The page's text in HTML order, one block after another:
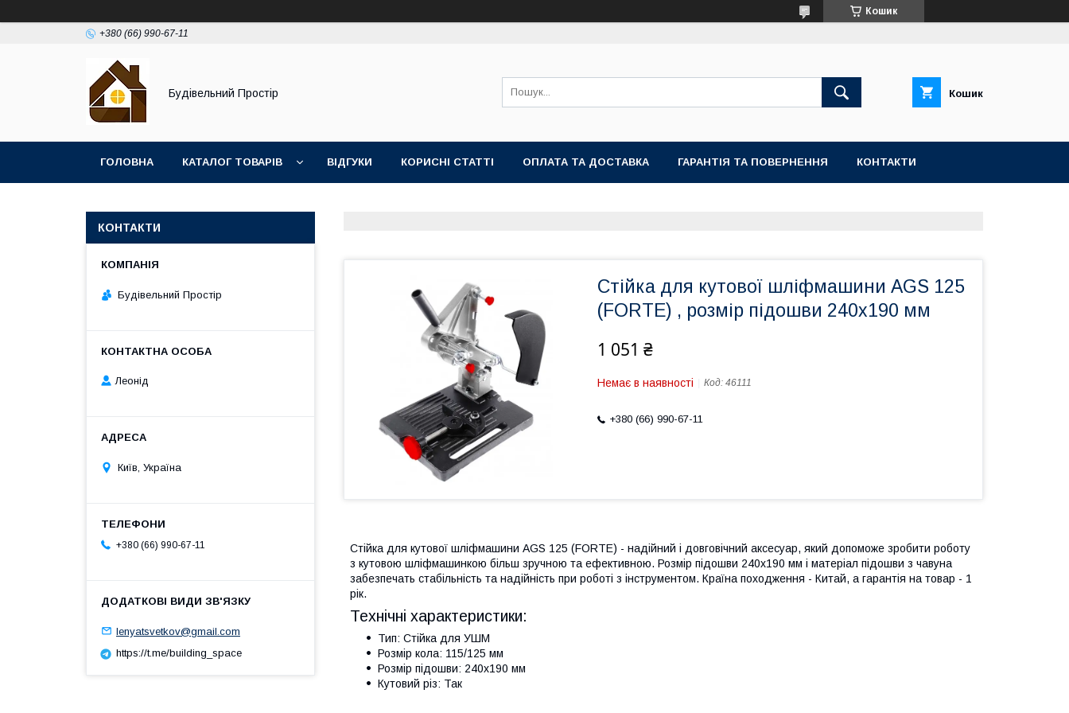
Кошик
+380 (66) 990-67-11
Будівельний Простір Кошик
ГОЛОВНА КАТАЛОГ ТОВАРІВ ВІДГУКИ КОРИСНІ СТАТТІ ОПЛАТА ТА ДОСТАВКА ГАРАНТІЯ ТА ПОВЕРНЕННЯ КОНТАКТИ
Стійка для кутової шліфмашини AGS 125
(FORTE) , розмір підошви 240х190 мм
1 051 ₴
Немає в наявності Код: 46111
+380 (66) 990-67-11
Стійка для кутової шліфмашини AGS 125 (FORTE) - надійний і довговічний аксесуар, який допоможе зробити роботу
з кутовою шліфмашинкою більш зручною та ефективною. Розмір підошви 240х190 мм і матеріал підошви з чавуна
забезпечать стабільність та надійність при роботі з інструментом. Країна походження - Китай, а гарантія на товар - 1
рік.
Технічні характеристики:
Тип: Стійка для УШМ
Розмір кола: 115/125 мм
Розмір підошви: 240х190 мм
Кутовий різ: Так
КОНТАКТИ
Будівельний Простір
Леонід
Київ, Україна
+380 (66) 990-67-11
lenyatsvetkov@gmail.com
https://t.me/building_space